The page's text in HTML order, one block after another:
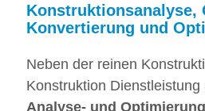
Konstruktionsanalyse,
Konvertierung und
Neben der reinen
Konstruktion Dienstleistung
Analyse- und